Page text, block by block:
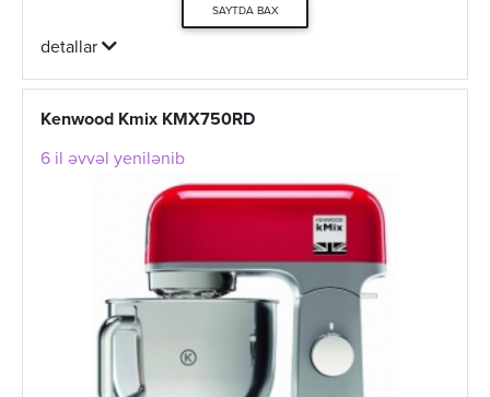
SAYTDA BAX
detallar
Kenwood Kmix KMX750RD
6 il əvvəl yenilənib